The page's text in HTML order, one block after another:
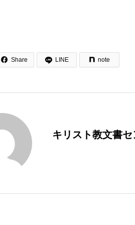
 Share LINE note
キリスト教文書